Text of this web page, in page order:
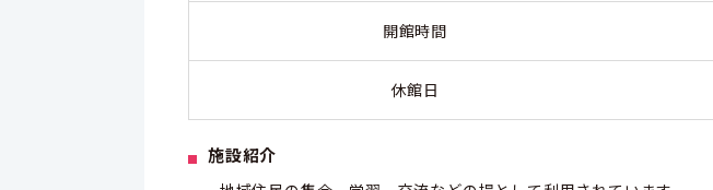
開館時間
休館日
施設紹介